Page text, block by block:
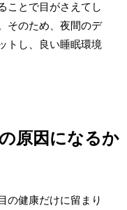
ことで目がさえてし
そのため、夜間のデ
トし、良い睡眠環境
原因になるか
の健康だけに留まり